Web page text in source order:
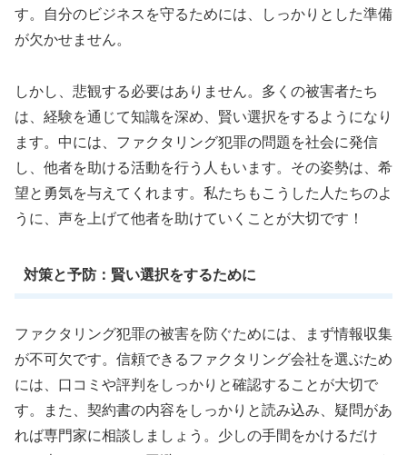
す。自分のビジネスを守るためには、しっかりとした準備
が欠かせません。
しかし、悲観する必要はありません。多くの被害者たち
は、経験を通じて知識を深め、賢い選択をするようになり
ます。中には、ファクタリング犯罪の問題を社会に発信
し、他者を助ける活動を行う人もいます。その姿勢は、希
望と勇気を与えてくれます。私たちもこうした人たちのよ
うに、声を上げて他者を助けていくことが大切です！
対策と予防：賢い選択をするために
ファクタリング犯罪の被害を防ぐためには、まず情報収集
が不可欠です。信頼できるファクタリング会社を選ぶため
には、口コミや評判をしっかりと確認することが大切で
す。また、契約書の内容をしっかりと読み込み、疑問があ
れば専門家に相談しましょう。少しの手間をかけるだけ